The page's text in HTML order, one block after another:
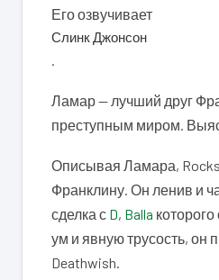
Его озвучивает
Слинк Джонсон
.
Ламар — лучший друг
преступным миром.
Описывая Ламара,
Франклину. Он ленив и
сделка с D, Balla
ум и явную трусость, он
Deathwish.